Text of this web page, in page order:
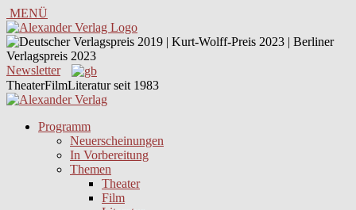
MENÜ
Newsletter
TheaterFilmLiteratur seit 1983
Programm
Neuerscheinungen
In Vorbereitung
Themen
Theater
Film